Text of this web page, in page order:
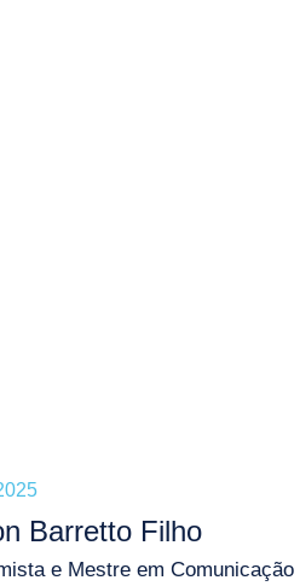
Barretto Filho
e Mestre em